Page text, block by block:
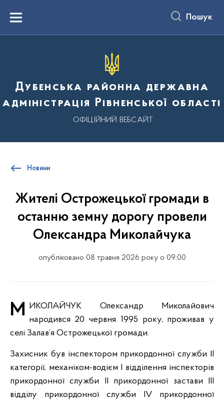
вмістуMenu Пошук
Дубенська районна державна
адміністрація Рівненської області
ОФІЦІЙНИЙ ВЕБСАЙТ
Новини
Жителі Острожецької громади в
останню земну дорогу провели
Олександра Миколайчука
опубліковано 08 травня 2026 року о 09:00
МИКОЛАЙЧУК Олександр Миколайович народився 20 червня 1995 року, проживав у
селі Залав’я Острожецької громади.
Захисник був інспектором прикордонної служби ІІ
категорії, механіком-водієм І відділення інспекторів
прикордонної служби ІІ прикордонної застави ІІІ
відділу прикордонної служби IV прикордонної